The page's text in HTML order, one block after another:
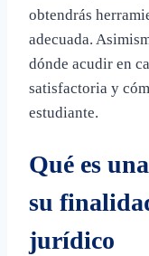
obtendrás
adecuada.
dónde acudir en
satisfactoria y
estudiante.
Qué es
su
jurídico